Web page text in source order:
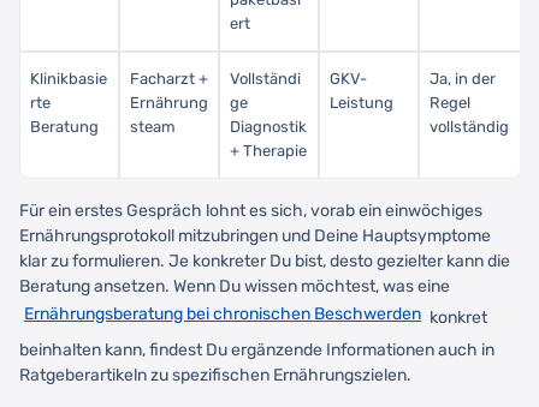
ert
Klinikbasie
rte
Beratung
Facharzt +
Ernährung
steam
Vollständi
ge
Diagnostik
+ Therapie
GKV-
Leistung
Ja, in der
Regel
vollständig
Für ein erstes Gespräch lohnt es sich, vorab ein einwöchiges
Ernährungsprotokoll mitzubringen und Deine Hauptsymptome
klar zu formulieren. Je konkreter Du bist, desto gezielter kann die
Beratung ansetzen. Wenn Du wissen möchtest, was eine
Ernährungsberatung bei chronischen Beschwerden konkret
beinhalten kann, findest Du ergänzende Informationen auch in
Ratgeberartikeln zu spezifischen Ernährungszielen.